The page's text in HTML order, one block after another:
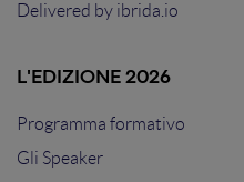
Delivered by ibrida.io
L'EDIZIONE 2026
Programma formativo
Gli Speaker